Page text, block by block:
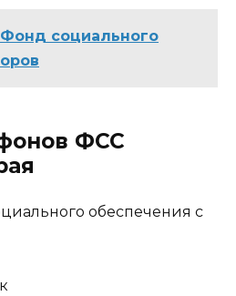
Фонд социального
ФСС
обеспечения с